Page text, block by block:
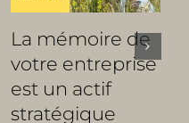
La mémoire de
votre entreprise
est un actif
stratégique